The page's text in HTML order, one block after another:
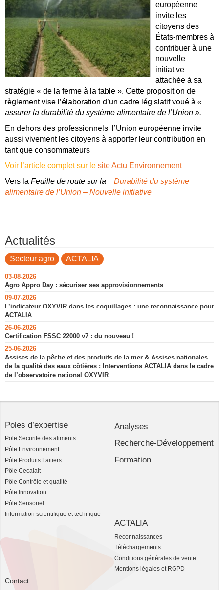
européenne
invite les
citoyens des
États-membres à
contribuer à une
nouvelle
initiative
attachée à sa
stratégie « de la ferme à la table ». Cette proposition de
règlement vise l’élaboration d’un cadre législatif voué à «
assurer la durabilité du système alimentaire de l’Union ».
En dehors des professionnels, l’Union européenne invite
aussi vivement les citoyens à apporter leur contribution en
tant que consommateurs
Voir l’article complet sur le site Actu Environnement
Vers la Feuille de route sur la Durabilité du système
alimentaire de l’Union – Nouvelle initiative
Actualités
Secteur agro ACTALIA
03-08-2026
Agro Appro Day : sécuriser ses approvisionnements
09-07-2026
L’indicateur OXYVIR dans les coquillages : une reconnaissance pour
ACTALIA
26-06-2026
Certification FSSC 22000 v7 : du nouveau !
25-06-2026
Assises de la pêche et des produits de la mer & Assises nationales
de la qualité des eaux côtières : Interventions ACTALIA dans le cadre
de l’observatoire national OXYVIR
Poles d’expertise
Pôle Sécurité des aliments
Pôle Environnement
Pôle Produits Laitiers
Pôle Cecalait
Pôle Contrôle et qualité
Pôle Innovation
Pôle Sensoriel
Information scientifique et technique
Analyses
Recherche-Développement
Formation
ACTALIA
Reconnaissances
Téléchargements
Conditions générales de vente
Mentions légales et RGPD
Contact